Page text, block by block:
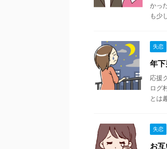
かっ
も少
失恋
年下
応援
ログ
とは
失恋
お